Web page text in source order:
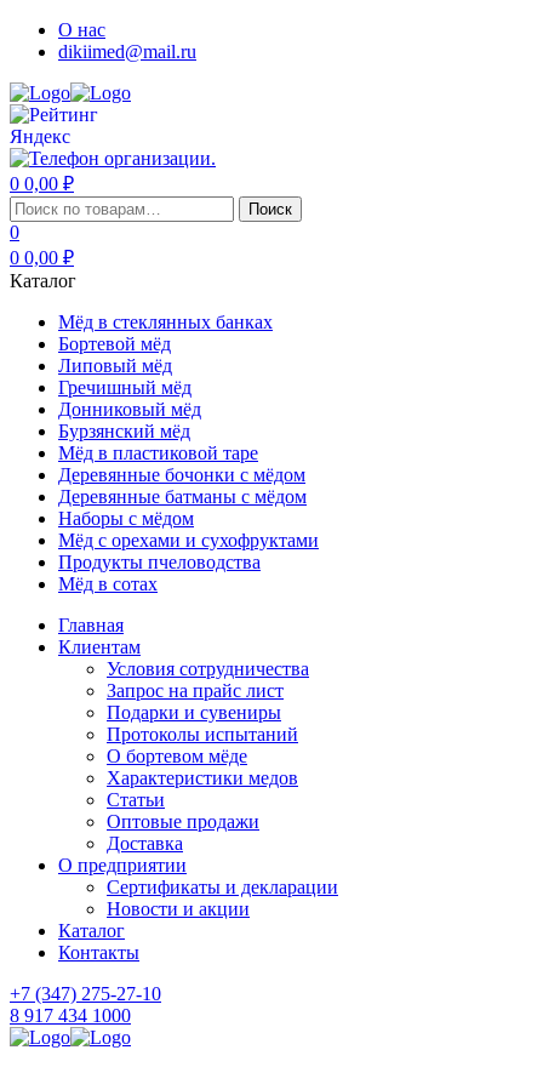
О нас
dikiimed@mail.ru
0 0,00 ₽
Меню
Искать: Поиск
0
0 0,00 ₽
Каталог
Мёд в стеклянных банках
Бортевой мёд
Липовый мёд
Гречишный мёд
Донниковый мёд
Бурзянский мёд
Мёд в пластиковой таре
Деревянные бочонки с мёдом
Деревянные батманы с мёдом
Наборы с мёдом
Мёд с орехами и сухофруктами
Продукты пчеловодства
Мёд в сотах
Главная
Клиентам
Условия сотрудничества
Запрос на прайс лист
Подарки и сувениры
Протоколы испытаний
О бортевом мёде
Характеристики медов
Статьи
Оптовые продажи
Доставка
О предприятии
Сертификаты и декларации
Новости и акции
Каталог
Контакты
+7 (347) 275-27-10
8 917 434 1000